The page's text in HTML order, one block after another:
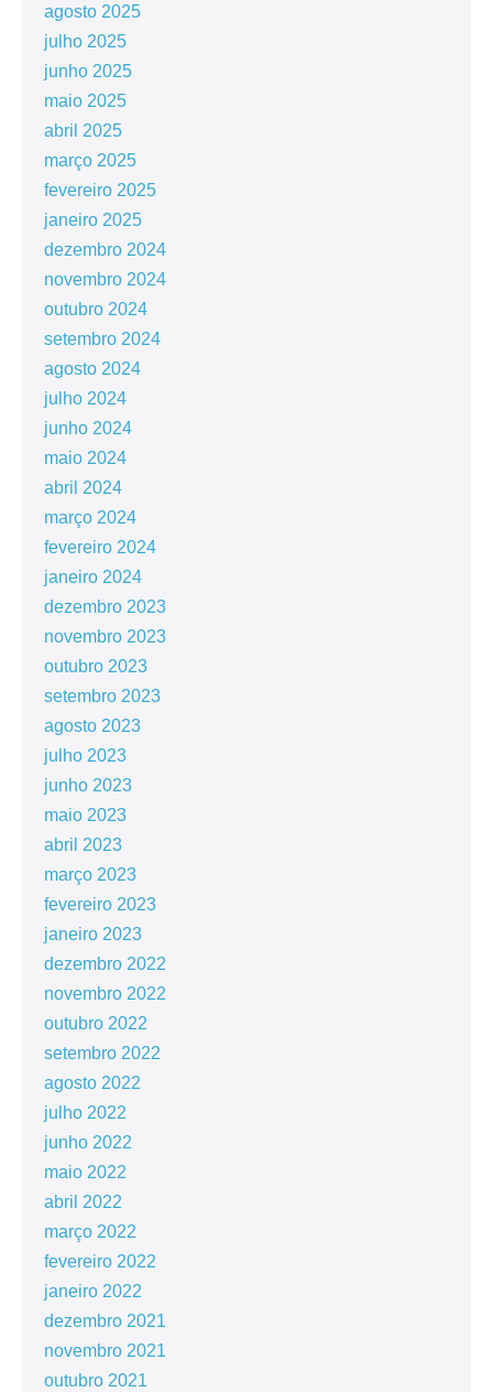
agosto 2025
julho 2025
junho 2025
maio 2025
abril 2025
março 2025
fevereiro 2025
janeiro 2025
dezembro 2024
novembro 2024
outubro 2024
setembro 2024
agosto 2024
julho 2024
junho 2024
maio 2024
abril 2024
março 2024
fevereiro 2024
janeiro 2024
dezembro 2023
novembro 2023
outubro 2023
setembro 2023
agosto 2023
julho 2023
junho 2023
maio 2023
abril 2023
março 2023
fevereiro 2023
janeiro 2023
dezembro 2022
novembro 2022
outubro 2022
setembro 2022
agosto 2022
julho 2022
junho 2022
maio 2022
abril 2022
março 2022
fevereiro 2022
janeiro 2022
dezembro 2021
novembro 2021
outubro 2021